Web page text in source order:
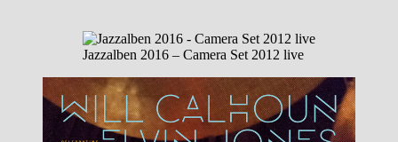
Jazzalben 2016 – Camera Set 2012 live